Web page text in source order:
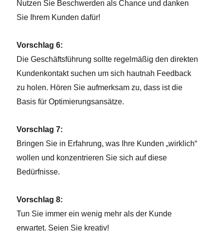
Nutzen Sie Beschwerden als Chance und danken
Sie Ihrem Kunden dafür!
Vorschlag 6:
Die Geschäftsführung sollte regelmäßig den direkten
Kundenkontakt suchen um sich hautnah Feedback
zu holen. Hören Sie aufmerksam zu, dass ist die
Basis für Optimierungsansätze.
Vorschlag 7:
Bringen Sie in Erfahrung, was Ihre Kunden „wirklich“
wollen und konzentrieren Sie sich auf diese
Bedürfnisse.
Vorschlag 8:
Tun Sie immer ein wenig mehr als der Kunde
erwartet. Seien Sie kreativ!